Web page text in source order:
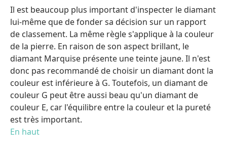
Il est beaucoup plus important d'inspecter le diamant
lui-même que de fonder sa décision sur un rapport
de classement. La même règle s'applique à la couleur
de la pierre. En raison de son aspect brillant, le
diamant Marquise présente une teinte jaune. Il n'est
donc pas recommandé de choisir un diamant dont la
couleur est inférieure à G. Toutefois, un diamant de
couleur G peut être aussi beau qu'un diamant de
couleur E, car l'équilibre entre la couleur et la pureté
est très important.
En haut